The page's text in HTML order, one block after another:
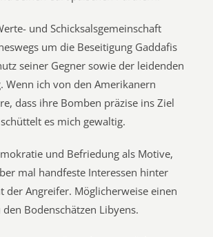
und Schicksalsgemeinschaft
um die Beseitigung Gaddafis
seiner Gegner sowie der leidenden
Wenn ich von den Amerikanern
dass ihre Bomben präzise ins Ziel
es mich gewaltig.
und Befriedung als Motive,
mal handfeste Interessen hinter
der Angreifer. Möglicherweise einen
Bodenschätzen Libyens.